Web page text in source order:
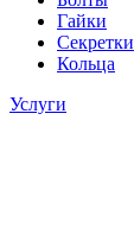
Гайки
Секретки
Кольца
Услуги